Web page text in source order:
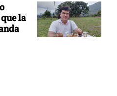
la